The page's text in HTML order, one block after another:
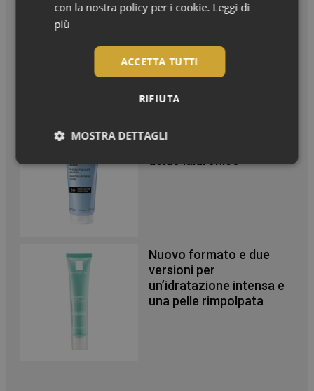
Effetto glow immediato e
Maschera in crema
acido ialuronico
Nuovo formato e due
versioni per
un’idratazione intensa e
una pelle rimpolpata
con la nostra policy per i cookie. Leggi di
più
ACCETTA TUTTI
RIFIUTA
MOSTRA DETTAGLI
Necessari
Necessari
I cookie necessari contribuiscono a rendere fruibile il
sito web abilitandone funzionalità di base quali la
navigazione sulle pagine e l'accesso alle aree
funzionare correttamente senza questi cookie.